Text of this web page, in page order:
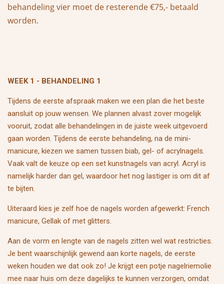
behandeling vier moet de resterende €75,- betaald
worden.
WEEK 1 - BEHANDELING 1
Tijdens de eerste afspraak maken we een plan die het beste
aansluit op jouw wensen. We plannen alvast zover mogelijk
vooruit, zodat alle behandelingen in de juiste week uitgevoerd
gaan worden. Tijdens de eerste behandeling, na de mini-
manicure, kiezen we samen tussen biab, gel- of acrylnagels.
Vaak valt de keuze op een set kunstnagels van acryl. Acryl is
namelijk harder dan gel, waardoor het nog lastiger is om dit af
te bijten.
Uiteraard kies je zelf hoe de nagels worden afgewerkt: French
manicure, Gellak of met glitters.
Aan de vorm en lengte van de nagels zitten wel wat restricties.
Je bent waarschijnlijk gewend aan korte nagels, de eerste
weken houden we dat ook zo! Je krijgt een potje nagelriemolie
mee naar huis om deze dagelijks te kunnen verzorgen, omdat